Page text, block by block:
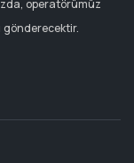
operatörümüz
gönderecektir.